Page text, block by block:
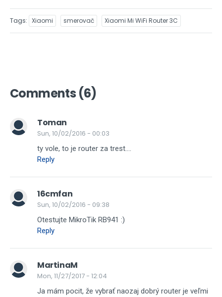
Procesor
MediaTek MT7628N
Cena
Tags Xiaomi smerovač Xiaomi Mi WiFi Router 3C
Comments (6)
Toman
Sun, 10/02/2016 - 00:03
ty vole, to je router za trest....
Reply
16cmfan
Sun, 10/02/2016 - 09:38
Otestujte MikroTik RB941 :)
Reply
MartinaM
Mon, 11/27/2017 - 12:04
Ja mám pocit, že vybrať naozaj dobrý router je veľmi